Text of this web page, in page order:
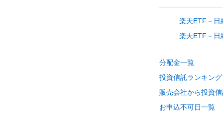
楽天ETF－日
楽天ETF－日
分配金一覧
投資信託ランキング
販売会社から投資
お申込不可日一覧